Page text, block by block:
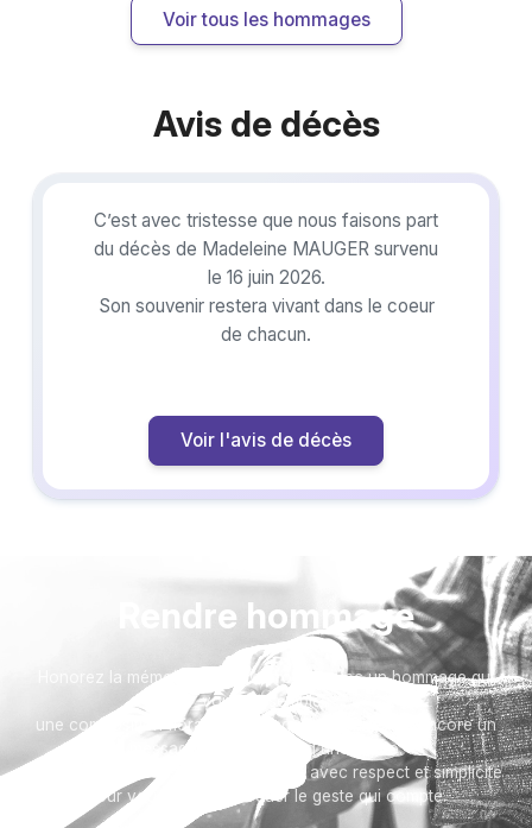
Voir tous les hommages
Avis de décès
C’est avec tristesse que nous faisons part
du décès de Madeleine MAUGER survenu
le 16 juin 2026.
Son souvenir restera vivant dans le coeur
de chacun.
Voir l'avis de décès
Rendre hommage
Honorez la mémoire de votre proche avec un hommage qui
vous ressemble :
une composition florale, une plaque, un arbre, ou encore un
message accompagné d'une photo.
Toutes nos options sont présentées avec respect et simplicité
pour vous aider à marquer le geste qui compte.